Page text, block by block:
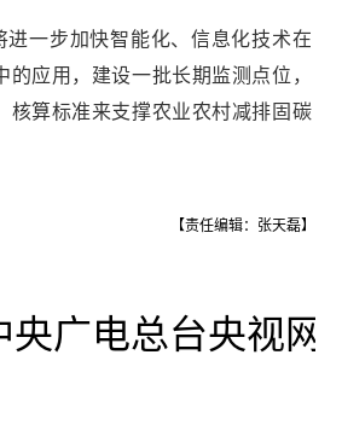
进一步加快智能化、信息化技术在
的应用，建设一批长期监测点位，
核算标准来支撑农业农村减排固碳
【责任编辑：张天磊】
央广电总台央视网